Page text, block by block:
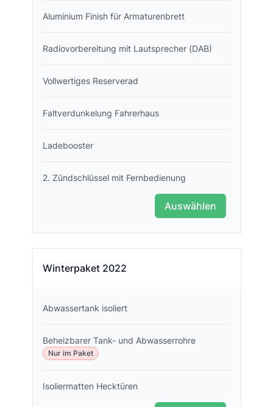
Aluminium Finish für Armaturenbrett
Radiovorbereitung mit Lautsprecher (DAB)
Vollwertiges Reserverad
Faltverdunkelung Fahrerhaus
Ladebooster
2. Zündschlüssel mit Fernbedienung
Auswählen
Winterpaket 2022
Abwassertank isoliert
Beheizbarer Tank- und Abwasserrohre
Nur im Paket
Isoliermatten Hecktüren